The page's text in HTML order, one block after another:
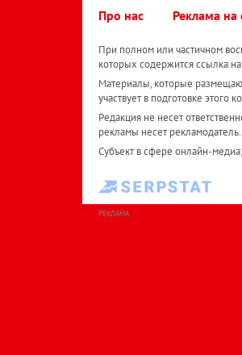
Про нас Реклама на
При полном или частичном
которых содержится ссылка
Материалы, которые
участвует в подготовке этого
Редакция не несет
рекламы несет рекламодатель.
Субъект в сфере онлайн-
РЕКЛАМА